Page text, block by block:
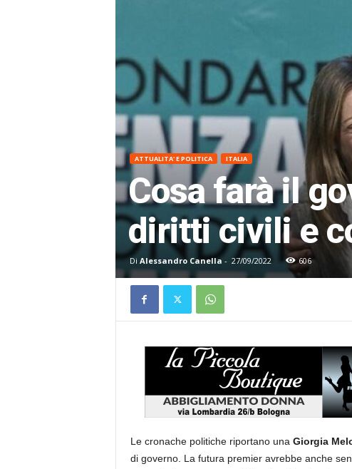
ATTUALITA' E POLITICA ITALIA
Cosa farà il
diritti civili e
Di Alessandro Canella - 27/09/2022 606
Le cronache politiche riportano una Giorgia
di governo. La futura premier avrebbe anche